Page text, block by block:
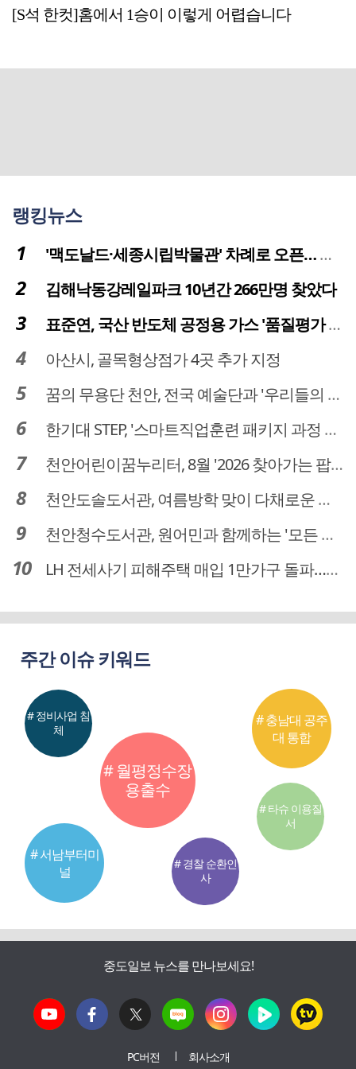
[S석 한컷]홈에서 1승이 이렇게 어렵습니다
랭킹뉴스
'맥도날드·세종시립박물관' 차례로 오픈… 고운동 정주여건 좋아진다
김해낙동강레일파크 10년간 266만명 찾았다
표준연, 국산 반도체 공정용 가스 '품질평가 체계' 구축
아산시, 골목형상점가 4곳 추가 지정
꿈의 무용단 천안, 전국 예술단과 '우리들의 하모니' 선보여
한기대 STEP, '스마트직업훈련 패키지 과정 3기' 모집
천안어린이꿈누리터, 8월 '2026 찾아가는 팝업놀이터' 운영
천안도솔도서관, 여름방학 맞이 다채로운 독서문화 프로그램 운영
천안청수도서관, 원어민과 함께하는 '모든 영어 모든 독서' 운영
LH 전세사기 피해주택 매입 1만가구 돌파…피해 인정도 4만건 넘어
주간 이슈 키워드
# 월평정수장
용출수
# 서남부터미
널
# 충남대 공주
대 통합
# 정비사업 침
체
# 경찰 순환인
사
# 타슈 이용질
서
중도일보 뉴스를 만나보세요!
PC버전 회사소개